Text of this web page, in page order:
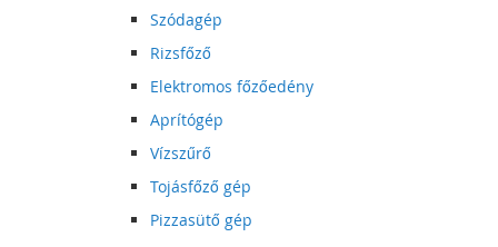
Szódagép
Rizsfőző
Elektromos főzőedény
Aprítógép
Vízszűrő
Tojásfőző gép
Pizzasütő gép